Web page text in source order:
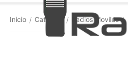
Inicio / Catálogo / Radios Moviles /